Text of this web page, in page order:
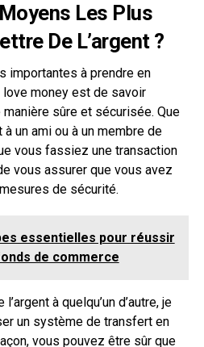
Les Plus
De L’argent ?
importantes à prendre en
love money est de savoir
sûre et sécurisée. Que
un ami ou à un membre de
vous fassiez une transaction
vous assurer que vous avez
de sécurité.
essentielles pour réussir
de commerce
à quelqu’un d’autre, je
un système de transfert en
vous pouvez être sûr que